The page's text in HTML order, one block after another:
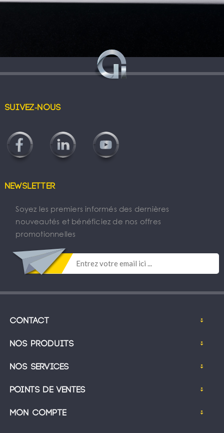
Suivez-nous
Newsletter
Soyez les premiers informés des dernières
nouveautés et bénéficiez de nos offres
promotionnelles
Contact
Nos produits
Nos services
Points de ventes
Mon compte